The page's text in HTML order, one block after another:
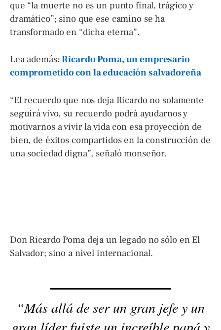
que “la muerte no es un punto final, trágico y
dramático”; sino que ese camino se ha
transformado en “dicha eterna”.
Lea además:Ricardo Poma, un empresario
comprometido con la educación salvadoreña
“El recuerdo que nos deja Ricardo no solamente
seguirá vivo, su recuerdo podrá ayudarnos y
motivarnos a vivir la vida con esa proyección de
bien, de éxitos compartidos en la construcción de
una sociedad digna”, señaló monseñor.
Don Ricardo Poma deja un legado no sólo en El
Salvador; sino a nivel internacional.
“Más allá de ser un gran jefe y un